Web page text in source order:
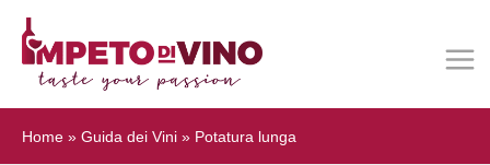
Home » Guida dei Vini » Potatura lunga